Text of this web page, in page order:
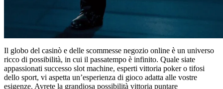
Il globo del casinò e delle scommesse negozio online è un universo
ricco di possibilità, in cui il passatempo è infinito. Quale siate
appassionati successo slot machine, esperti vittoria poker o tifosi
dello sport, vi aspetta un’esperienza di gioco adatta alle vostre
esigenze. Avrete la grandiosa possibilità vittoria puntare